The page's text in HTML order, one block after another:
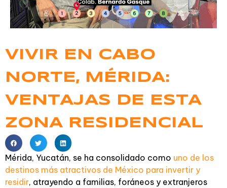
VIVIR EN CABO
NORTE, MÉRIDA:
VENTAJAS DE ESTA
ZONA RESIDENCIAL
Mérida, Yucatán, se ha consolidado como uno de los
destinos más atractivos de México para invertir y
residir, atrayendo a familias, foráneos y extranjeros